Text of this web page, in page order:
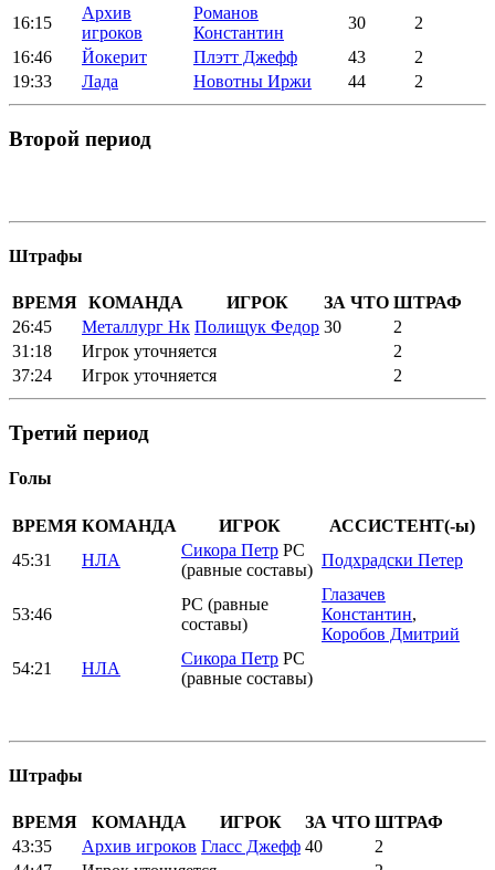
16:15
Архив
игроков
Романов
Константин
30
2
16:46
Йокерит Плэтт Джефф 43
2
19:33
Лада Новотны Иржи 44 2
Второй период
Штрафы
ВРЕМЯ КОМАНДА ИГРОК ЗА ЧТО ШТРАФ
26:45
Металлург Нк Полищук Федор 30
2
31:18
Игрок уточняется
2
37:24
Игрок уточняется 2
Третий период
Голы
ВРЕМЯ КОМАНДА ИГРОК
АССИСТЕНТ(-ы)
45:31
НЛА
Сикора Петр РС
(равные составы)
Подхрадски Петер
53:46
РС (равные
составы)
Глазачев
Константин,
Коробов Дмитрий
54:21
НЛА
Сикора Петр РС
(равные составы)
Штрафы
ВРЕМЯ КОМАНДА ИГРОК ЗА ЧТО ШТРАФ
43:35
Архив игроков Гласс Джефф 40
2